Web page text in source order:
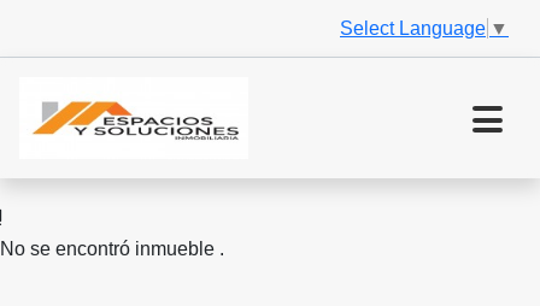
Select Language ▼
No se encontró inmueble .